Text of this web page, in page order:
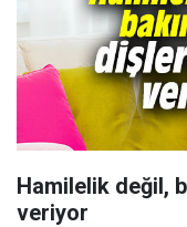
Hamilelik değil,
veriyor